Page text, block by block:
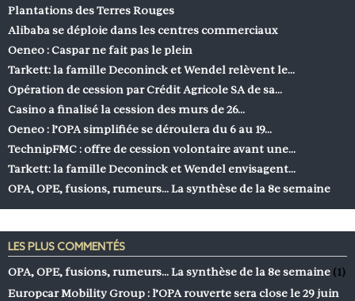
Plantations des Terres Rouges
Alibaba se déploie dans les centres commerciaux
Oeneo : Caspar ne fait pas le plein
Tarkett: la famille Deconinck et Wendel relèvent le…
Opération de cession par Crédit Agricole SA de sa…
Casino a finalisé la cession des murs de 26…
Oeneo : l’OPA simplifiée se déroulera du 6 au 19…
TechnipFMC : offre de cession volontaire avant une…
Tarkett: la famille Deconinck et Wendel envisagent…
OPA, OPE, fusions, rumeurs… La synthèse de la 8e semaine
LES PLUS COMMENTÉS
OPA, OPE, fusions, rumeurs… La synthèse de la 8e semaine (1)
Europcar Mobility Group : l’OPA rouverte sera close le 29 juin